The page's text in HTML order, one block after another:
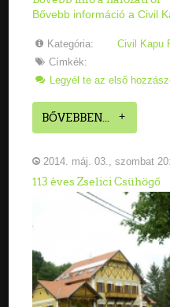
Bővebb információ a Civil
Kategória:
Civil Kapu
Címkék:
Legyél te az első
BŐVEBBEN...
2014. máj. 03., szombat
113 éves Zselici Csühögő